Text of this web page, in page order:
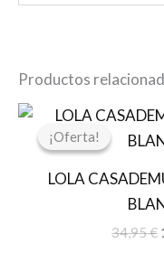
Productos
¡Oferta!
¡Oferta!
LOLA
34,95€